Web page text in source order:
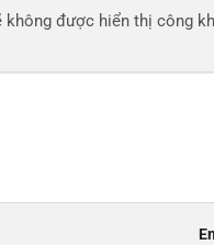
không được hiển thị công